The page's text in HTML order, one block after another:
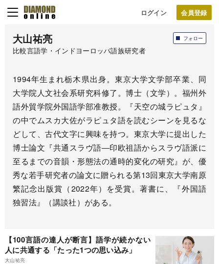
ログイン
フォロー
大山祐亮
比較言語学・インドヨーロッパ語族研究者
1994年生まれ栃木県出身。東京大学文学部卒業、同
大学院人文社会系研究科修了。博士（文学）。福州外
語外貿学院外国語学部准教授。『天空の城ラピュタ』
の中でムスカ大佐がラピュタ語を読むシーンを見るな
どして、古代文字に興味を持つ。東京大学に提出した
博士論文『共通スラヴ語―印欧祖語からスラヴ語派に
至るまでの音韻・形態法の通時的変化の研究』が、優
秀な若手研究者の論文に贈られる第13回東京大学南原
繁記念出版賞（2022年）を受賞。著書に、『外国語
独習法』（講談社）がある。
【100言語の達人が断言】語学が続かない
人に共通する「たった1つの思い込み」
大山祐亮